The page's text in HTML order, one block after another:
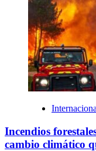
Incendios
cambio climático